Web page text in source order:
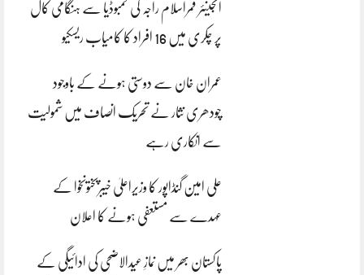
انجینئر قمراسلام راجہ کی کمبوڈیا سے ہنگامی کال
پر چکری میں 16 افراد کا کامیاب ریسکیو
عمران خان سے دوستی ہونے کے باوجود
چودھری نثار نے تحریک انصاف میں شمولیت
سے انکاری رہے
علی امین گنڈاپور کا وزیراعلیٰ خیبرپختونخوا کے
عہدے سے مستعفی ہونے کا اعلان
پاکستان بھر میں نمازِ عیدالاضحی کی ادائیگی کے